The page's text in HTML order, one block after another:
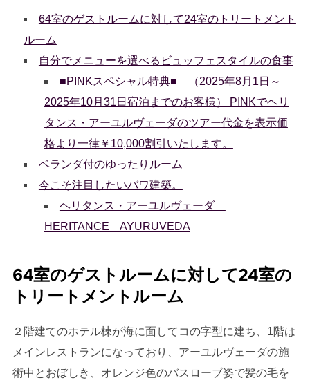
64室のゲストルームに対して24室のトリートメント
ルーム
自分でメニューを選べるビュッフェスタイルの食事
■PINKスペシャル特典■ （2025年8月1日～
2025年10月31日宿泊までのお客様） PINKでヘリ
タンス・アーユルヴェーダのツアー代金を表示価
格より一律￥10,000割引いたします。
ベランダ付のゆったりルーム
今こそ注目したいバワ建築。
ヘリタンス・アーユルヴェーダ
HERITANCE AYURUVEDA
64室のゲストルームに対して24室の
トリートメントルーム
２階建てのホテル棟が海に面してコの字型に建ち、1階は
メインレストランになっており、アーユルヴェーダの施
術中とおぼしき、オレンジ色のバスローブ姿で髪の毛を